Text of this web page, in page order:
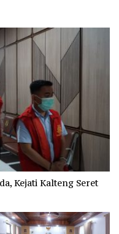
Kejati Kalteng Seret